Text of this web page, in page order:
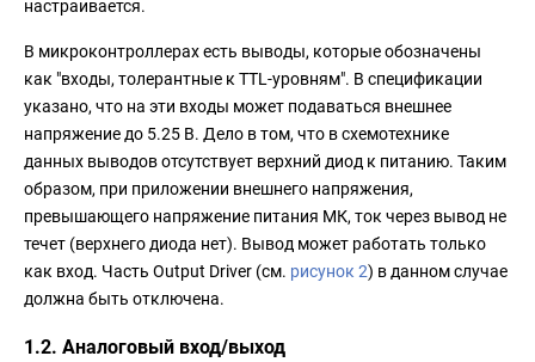
настраивается.
В микроконтроллерах есть выводы, которые обозначены
как "входы, толерантные к TTL-уровням". В спецификации
указано, что на эти входы может подаваться внешнее
напряжение до 5.25 В. Дело в том, что в схемотехнике
данных выводов отсутствует верхний диод к питанию. Таким
образом, при приложении внешнего напряжения,
превышающего напряжение питания МК, ток через вывод не
течет (верхнего диода нет). Вывод может работать только
как вход. Часть Output Driver (см. рисунок 2) в данном случае
должна быть отключена.
1.2. Аналоговый вход/выход